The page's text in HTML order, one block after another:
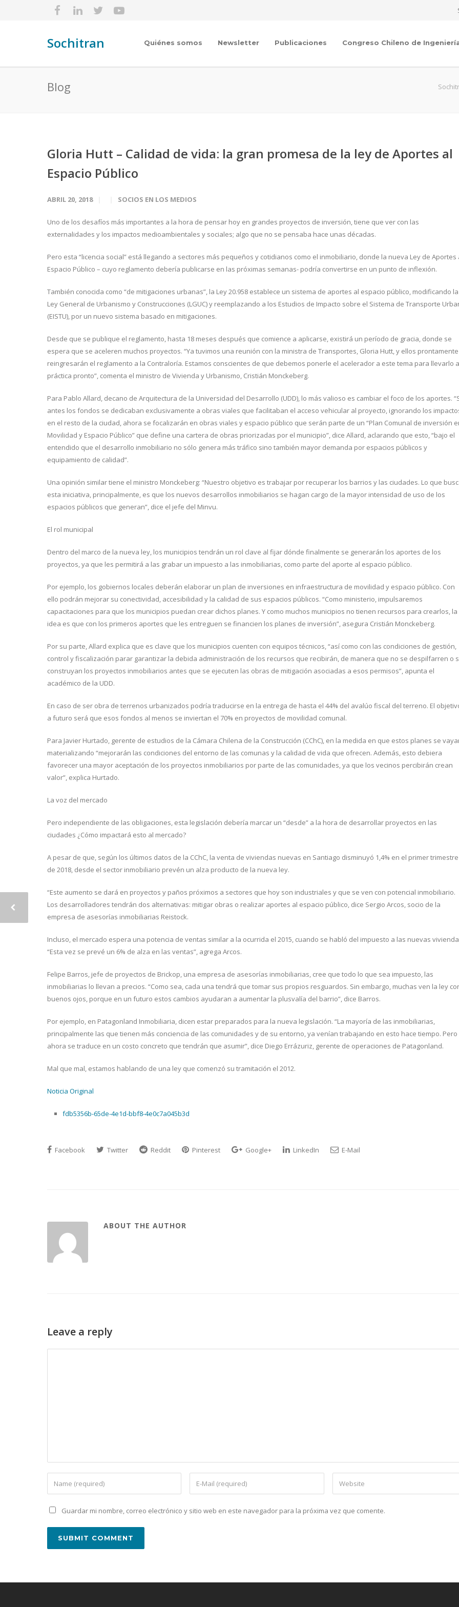
Sochitran Quiénes somos Newsletter Publicaciones Congreso Chileno de
Blog
Gloria Hutt – Calidad de vida: la gran promesa de la ley de Aportes al
Espacio Público
ABRIL 20, 2018 SOCIOS EN LOS MEDIOS
Uno de los desafíos más importantes a la hora de pensar hoy en grandes proyectos de inversión, tiene que ver con las
externalidades y los impactos medioambientales y sociales; algo que no se pensaba hace unas décadas.
Pero esta “licencia social” está llegando a sectores más pequeños y cotidianos como el inmobiliario, donde la nueva Ley de Aportes
Espacio Público – cuyo reglamento debería publicarse en las próximas semanas- podría convertirse en un punto de inflexión.
También conocida como “de mitigaciones urbanas”, la Ley 20.958 establece un sistema de aportes al espacio público, modificando la
Ley General de Urbanismo y Construcciones (LGUC) y reemplazando a los Estudios de Impacto sobre el Sistema de Transporte
(EISTU), por un nuevo sistema basado en mitigaciones.
Desde que se publique el reglamento, hasta 18 meses después que comience a aplicarse, existirá un período de gracia, donde se
espera que se aceleren muchos proyectos. “Ya tuvimos una reunión con la ministra de Transportes, Gloria Hutt, y ellos prontamente
reingresarán el reglamento a la Contraloría. Estamos conscientes de que debemos ponerle el acelerador a este tema para llevarlo
práctica pronto”, comenta el ministro de Vivienda y Urbanismo, Cristián Monckeberg.
Para Pablo Allard, decano de Arquitectura de la Universidad del Desarrollo (UDD), lo más valioso es cambiar el foco de los aportes.
antes los fondos se dedicaban exclusivamente a obras viales que facilitaban el acceso vehicular al proyecto, ignorando los
en el resto de la ciudad, ahora se focalizarán en obras viales y espacio público que serán parte de un “Plan Comunal de inversión
Movilidad y Espacio Público” que define una cartera de obras priorizadas por el municipio”, dice Allard, aclarando que esto, “bajo el
entendido que el desarrollo inmobiliario no sólo genera más tráfico sino también mayor demanda por espacios públicos y
equipamiento de calidad”.
Una opinión similar tiene el ministro Monckeberg: “Nuestro objetivo es trabajar por recuperar los barrios y las ciudades. Lo que
esta iniciativa, principalmente, es que los nuevos desarrollos inmobiliarios se hagan cargo de la mayor intensidad de uso de los
espacios públicos que generan”, dice el jefe del Minvu.
El rol municipal
Dentro del marco de la nueva ley, los municipios tendrán un rol clave al fijar dónde finalmente se generarán los aportes de los
proyectos, ya que les permitirá a las grabar un impuesto a las inmobiliarias, como parte del aporte al espacio público.
Por ejemplo, los gobiernos locales deberán elaborar un plan de inversiones en infraestructura de movilidad y espacio público. Con
ello podrán mejorar su conectividad, accesibilidad y la calidad de sus espacios públicos. “Como ministerio, impulsaremos
capacitaciones para que los municipios puedan crear dichos planes. Y como muchos municipios no tienen recursos para crearlos, la
idea es que con los primeros aportes que les entreguen se financien los planes de inversión”, asegura Cristián Monckeberg.
Por su parte, Allard explica que es clave que los municipios cuenten con equipos técnicos, “así como con las condiciones de gestión,
control y fiscalización parar garantizar la debida administración de los recursos que recibirán, de manera que no se despilfarren o
construyan los proyectos inmobiliarios antes que se ejecuten las obras de mitigación asociadas a esos permisos”, apunta el
académico de la UDD.
En caso de ser obra de terrenos urbanizados podría traducirse en la entrega de hasta el 44% del avalúo fiscal del terreno. El
a futuro será que esos fondos al menos se inviertan el 70% en proyectos de movilidad comunal.
Para Javier Hurtado, gerente de estudios de la Cámara Chilena de la Construcción (CChC), en la medida en que estos planes se
materializando “mejorarán las condiciones del entorno de las comunas y la calidad de vida que ofrecen. Además, esto debiera
favorecer una mayor aceptación de los proyectos inmobiliarios por parte de las comunidades, ya que los vecinos percibirán crean
valor”, explica Hurtado.
La voz del mercado
Pero independiente de las obligaciones, esta legislación debería marcar un “desde” a la hora de desarrollar proyectos en las
ciudades ¿Cómo impactará esto al mercado?
A pesar de que, según los últimos datos de la CChC, la venta de viviendas nuevas en Santiago disminuyó 1,4% en el primer trimestre
de 2018, desde el sector inmobiliario prevén un alza producto de la nueva ley.
“Este aumento se dará en proyectos y paños próximos a sectores que hoy son industriales y que se ven con potencial inmobiliario.
Los desarrolladores tendrán dos alternativas: mitigar obras o realizar aportes al espacio público, dice Sergio Arcos, socio de la
empresa de asesorías inmobiliarias Reistock.
Incluso, el mercado espera una potencia de ventas similar a la ocurrida el 2015, cuando se habló del impuesto a las nuevas
“Esta vez se prevé un 6% de alza en las ventas”, agrega Arcos.
Felipe Barros, jefe de proyectos de Brickop, una empresa de asesorías inmobiliarias, cree que todo lo que sea impuesto, las
inmobiliarias lo llevan a precios. “Como sea, cada una tendrá que tomar sus propios resguardos. Sin embargo, muchas ven la ley
buenos ojos, porque en un futuro estos cambios ayudaran a aumentar la plusvalía del barrio”, dice Barros.
Por ejemplo, en Patagonland Inmobiliaria, dicen estar preparados para la nueva legislación. “La mayoría de las inmobiliarias,
principalmente las que tienen más conciencia de las comunidades y de su entorno, ya venían trabajando en esto hace tiempo. Pero
ahora se traduce en un costo concreto que tendrán que asumir”, dice Diego Errázuriz, gerente de operaciones de Patagonland.
Mal que mal, estamos hablando de una ley que comenzó su tramitación el 2012.
Noticia Original
fdb5356b-65de-4e1d-bbf8-4e0c7a045b3d
Facebook Twitter Reddit Pinterest Google+ LinkedIn E-Mail
ABOUT THE AUTHOR
Leave a reply
Guardar mi nombre, correo electrónico y sitio web en este navegador para la próxima vez que comente.